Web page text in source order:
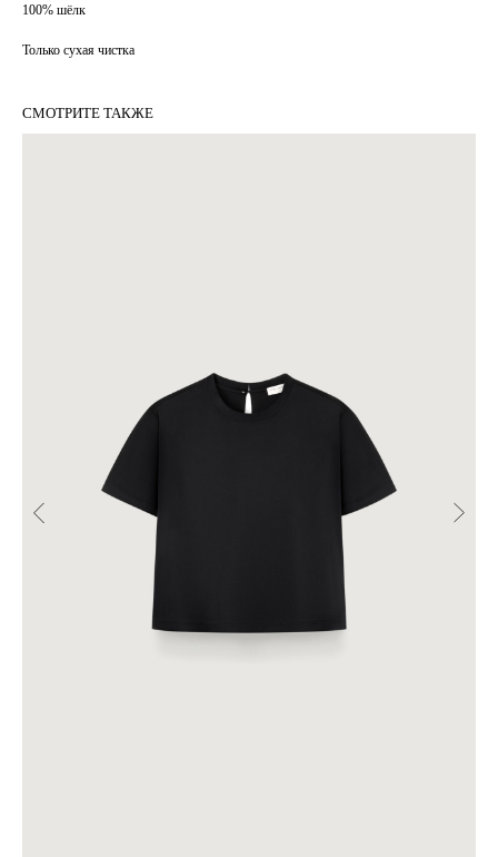
100% шёлк
Только сухая чистка
СМОТРИТЕ ТАКЖЕ